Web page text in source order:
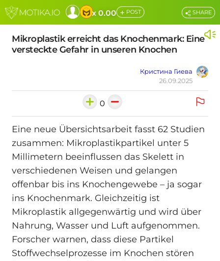
x 0.00 + POST
Mikroplastik erreicht das Knochenmark: Eine
versteckte Gefahr in unseren Knochen
Кристина Гиева
26.09.2025
SHARE
0
Eine neue Übersichtsarbeit fasst 62 Studien
zusammen: Mikroplastikpartikel unter 5
Millimetern beeinflussen das Skelett in
verschiedenen Weisen und gelangen
offenbar bis ins Knochengewebe – ja sogar
ins Knochenmark. Gleichzeitig ist
Mikroplastik allgegenwärtig und wird über
Nahrung, Wasser und Luft aufgenommen.
Forscher warnen, dass diese Partikel
Stoffwechselprozesse im Knochen stören